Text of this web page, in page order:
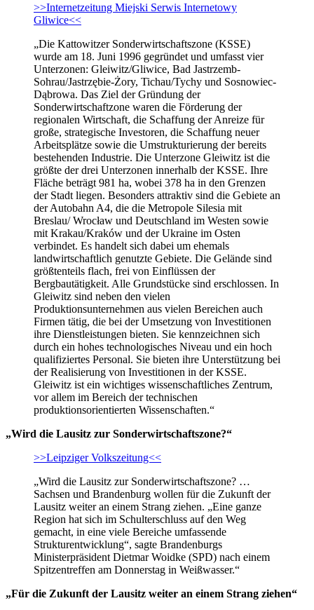
>>Internetzeitung Miejski Serwis Internetowy
Gliwice<<
„Die Kattowitzer Sonderwirtschaftszone (KSSE)
wurde am 18. Juni 1996 gegründet und umfasst vier
Unterzonen: Gleiwitz/Gliwice, Bad Jastrzemb-
Sohrau/Jastrzębie-Żory, Tichau/Tychy und Sosnowiec-
Dąbrowa. Das Ziel der Gründung der
Sonderwirtschaftzone waren die Förderung der
regionalen Wirtschaft, die Schaffung der Anreize für
große, strategische Investoren, die Schaffung neuer
Arbeitsplätze sowie die Umstrukturierung der bereits
bestehenden Industrie. Die Unterzone Gleiwitz ist die
größte der drei Unterzonen innerhalb der KSSE. Ihre
Fläche beträgt 981 ha, wobei 378 ha in den Grenzen
der Stadt liegen. Besonders attraktiv sind die Gebiete an
der Autobahn A4, die die Metropole Silesia mit
Breslau/ Wrocław und Deutschland im Westen sowie
mit Krakau/Kraków und der Ukraine im Osten
verbindet. Es handelt sich dabei um ehemals
landwirtschaftlich genutzte Gebiete. Die Gelände sind
größtenteils flach, frei von Einflüssen der
Bergbautätigkeit. Alle Grundstücke sind erschlossen. In
Gleiwitz sind neben den vielen
Produktionsunternehmen aus vielen Bereichen auch
Firmen tätig, die bei der Umsetzung von Investitionen
ihre Dienstleistungen bieten. Sie kennzeichnen sich
durch ein hohes technologisches Niveau und ein hoch
qualifiziertes Personal. Sie bieten ihre Unterstützung bei
der Realisierung von Investitionen in der KSSE.
Gleiwitz ist ein wichtiges wissenschaftliches Zentrum,
vor allem im Bereich der technischen
produktionsorientierten Wissenschaften.“
„Wird die Lausitz zur Sonderwirtschaftszone?“
>>Leipziger Volkszeitung<<
„Wird die Lausitz zur Sonderwirtschaftszone? …
Sachsen und Brandenburg wollen für die Zukunft der
Lausitz weiter an einem Strang ziehen. „Eine ganze
Region hat sich im Schulterschluss auf den Weg
gemacht, in eine viele Bereiche umfassende
Strukturentwicklung“, sagte Brandenburgs
Ministerpräsident Dietmar Woidke (SPD) nach einem
Spitzentreffen am Donnerstag in Weißwasser.“
„Für die Zukunft der Lausitz weiter an einem Strang ziehen“